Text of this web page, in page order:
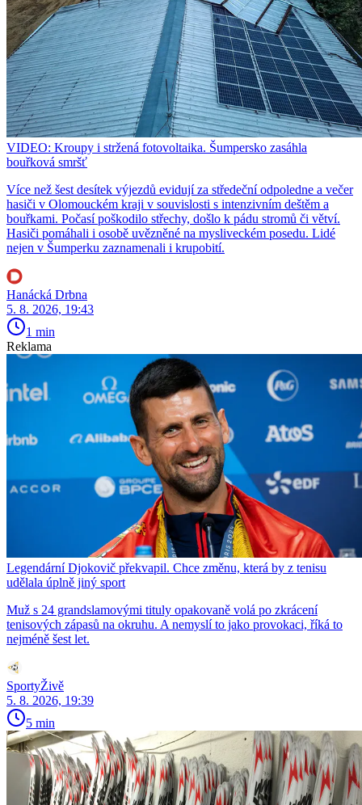
VIDEO: Kroupy i stržená fotovoltaika. Šumpersko zasáhla
bouřková smršť
Více než šest desítek výjezdů evidují za středeční odpoledne a večer
hasiči v Olomouckém kraji v souvislosti s intenzivním deštěm a
bouřkami. Počasí poškodilo střechy, došlo k pádu stromů či větví.
Hasiči pomáhali i osobě uvězněné na mysliveckém posedu. Lidé
nejen v Šumperku zaznamenali i krupobití.
Hanácká Drbna
5. 8. 2026, 19:43
1 min
Reklama
Legendární Djokovič překvapil. Chce změnu, která by z tenisu
udělala úplně jiný sport
Muž s 24 grandslamovými tituly opakovaně volá po zkrácení
tenisových zápasů na okruhu. A nemyslí to jako provokaci, říká to
nejméně šest let.
SportyŽivě
5. 8. 2026, 19:39
5 min